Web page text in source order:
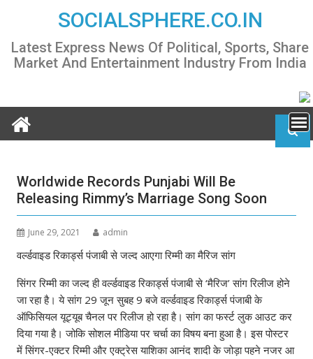
content
SOCIALSPHERE.CO.IN
Latest Express News Of Political, Sports, Share
Market And Entertainment Industry From India
Worldwide Records Punjabi Will Be
Releasing Rimmy’s Marriage Song Soon
June 29, 2021 admin
वर्ल्डवाइड रिकार्ड्स पंजाबी से जल्द आएगा रिम्मी का मैरिज सांग
सिंगर रिम्मी का जल्द ही वर्ल्डवाइड रिकार्ड्स पंजाबी से ‘मैरिज’ सांग रिलीज होने
जा रहा है। ये सांग 29 जून सुबह 9 बजे वर्ल्डवाइड रिकार्ड्स पंजाबी के
ऑफिसियल यूट्यूब चैनल पर रिलीज हो रहा है। सांग का फर्स्ट लुक आउट कर
दिया गया है। जोकि सोशल मीडिया पर चर्चा का विषय बना हुआ है। इस पोस्टर
में सिंगर-एक्टर रिम्मी और एक्ट्रेस याशिका आनंद शादी के जोड़ा पहने नजर आ